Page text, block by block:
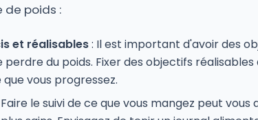
poids :
et réalisables: Il est important d'avoir des
perdre du poids. Fixer des objectifs
vous progressez.
le suivi de ce que vous mangez peut